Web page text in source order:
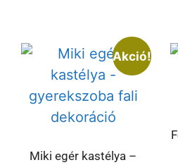
Akció!
Miki egér kastélya –